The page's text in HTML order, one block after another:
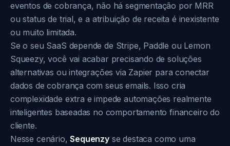
eventos de cobrança, não há segmentação por MRR
ou status de trial, e a atribuição de receita é inexistente
ou muito limitada.
Se o seu SaaS depende de Stripe, Paddle ou Lemon
Squeezy, você vai acabar precisando de soluções
alternativas ou integrações via Zapier para conectar
dados de cobrança com seus emails. Isso cria
complexidade extra e impede automações realmente
inteligentes baseadas no comportamento financeiro do
cliente.
Nesse cenário,Sequenzyse destaca como uma